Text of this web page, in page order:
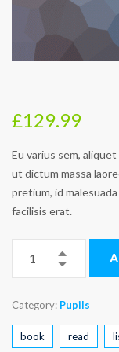
£129.99
Eu varius sem,
ut dictum massa
pretium, id
facilisis erat.
Category: Pupils
book read